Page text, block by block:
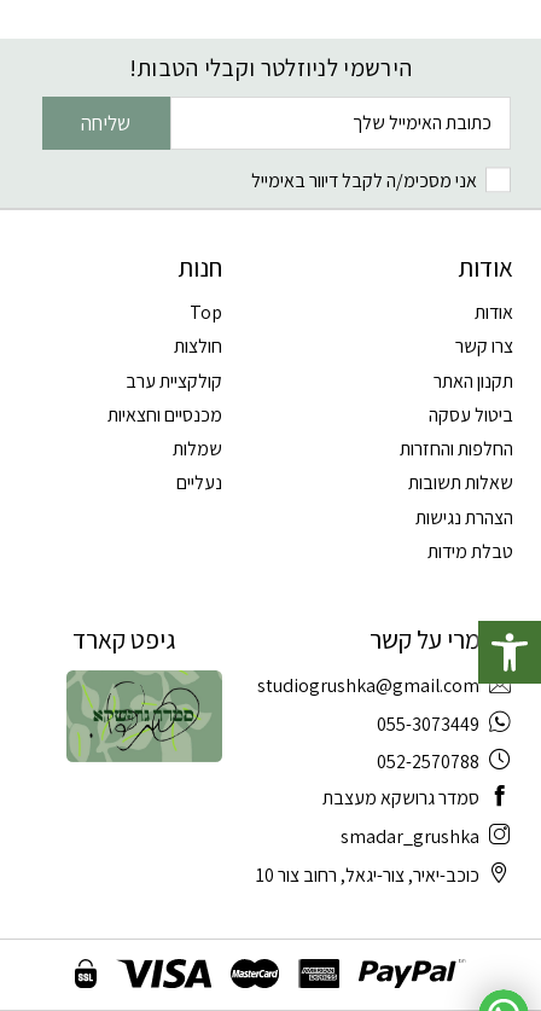
פתח סרגל נגישות
הירשמי לניוזלטר וקבלי הטבות!
שליחה
אני מסכימ/ה לקבל דיוור באימייל
אודות
אודות
צרו קשר
תקנון האתר
ביטול עסקה
החלפות והחזרות
שאלות תשובות
הצהרת נגישות
טבלת מידות
חנות
Top
חולצות
קולקציית ערב
מכנסיים וחצאיות
שמלות
נעליים
תשמרי על קשר
studiogrushka@gmail.com
055-3073449
052-2570788
סמדר גרושקא מעצבת
smadar_grushka
כוכב-יאיר, צור-יגאל, רחוב צור 10
גיפט קארד